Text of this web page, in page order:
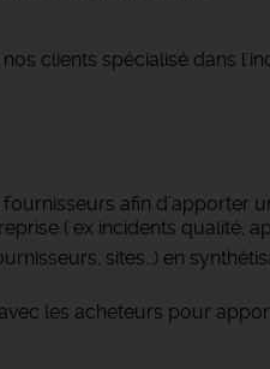
clients spécialisé dans
afin d’apporter
( ex incidents qualité,
sites…) en
les acheteurs pour